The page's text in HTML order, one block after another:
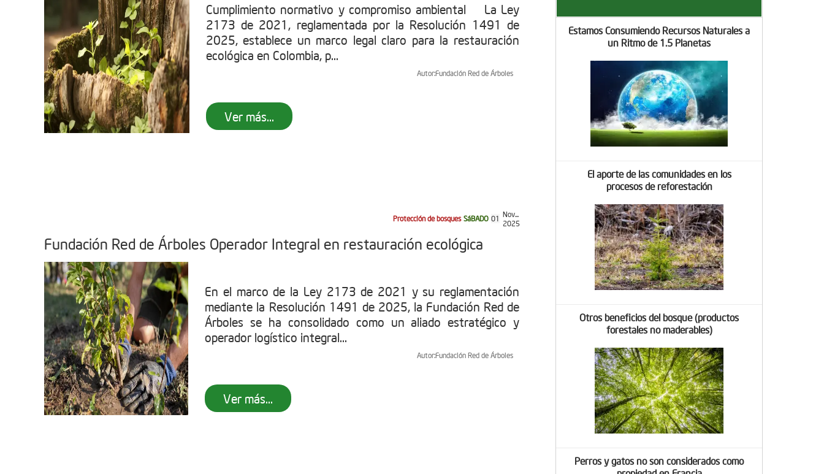
Cumplimiento normativo y compromiso ambiental La Ley
2173 de 2021, reglamentada por la Resolución 1491 de
2025, establece un marco legal claro para la restauración
ecológica en Colombia, p...
Autor:Fundación Red de Árboles
Ver más...
Protección de bosques SáBADO 01 Nov...
2025
Fundación Red de Árboles Operador Integral en restauración ecológica
En el marco de la Ley 2173 de 2021 y su reglamentación
mediante la Resolución 1491 de 2025, la Fundación Red de
Árboles se ha consolidado como un aliado estratégico y
operador logístico integral...
Autor:Fundación Red de Árboles
Ver más...
Estamos Consumiendo Recursos Naturales a
un Ritmo de 1.5 Planetas
El aporte de las comunidades en los
procesos de reforestación
Otros beneficios del bosque (productos
forestales no maderables)
Perros y gatos no son considerados como